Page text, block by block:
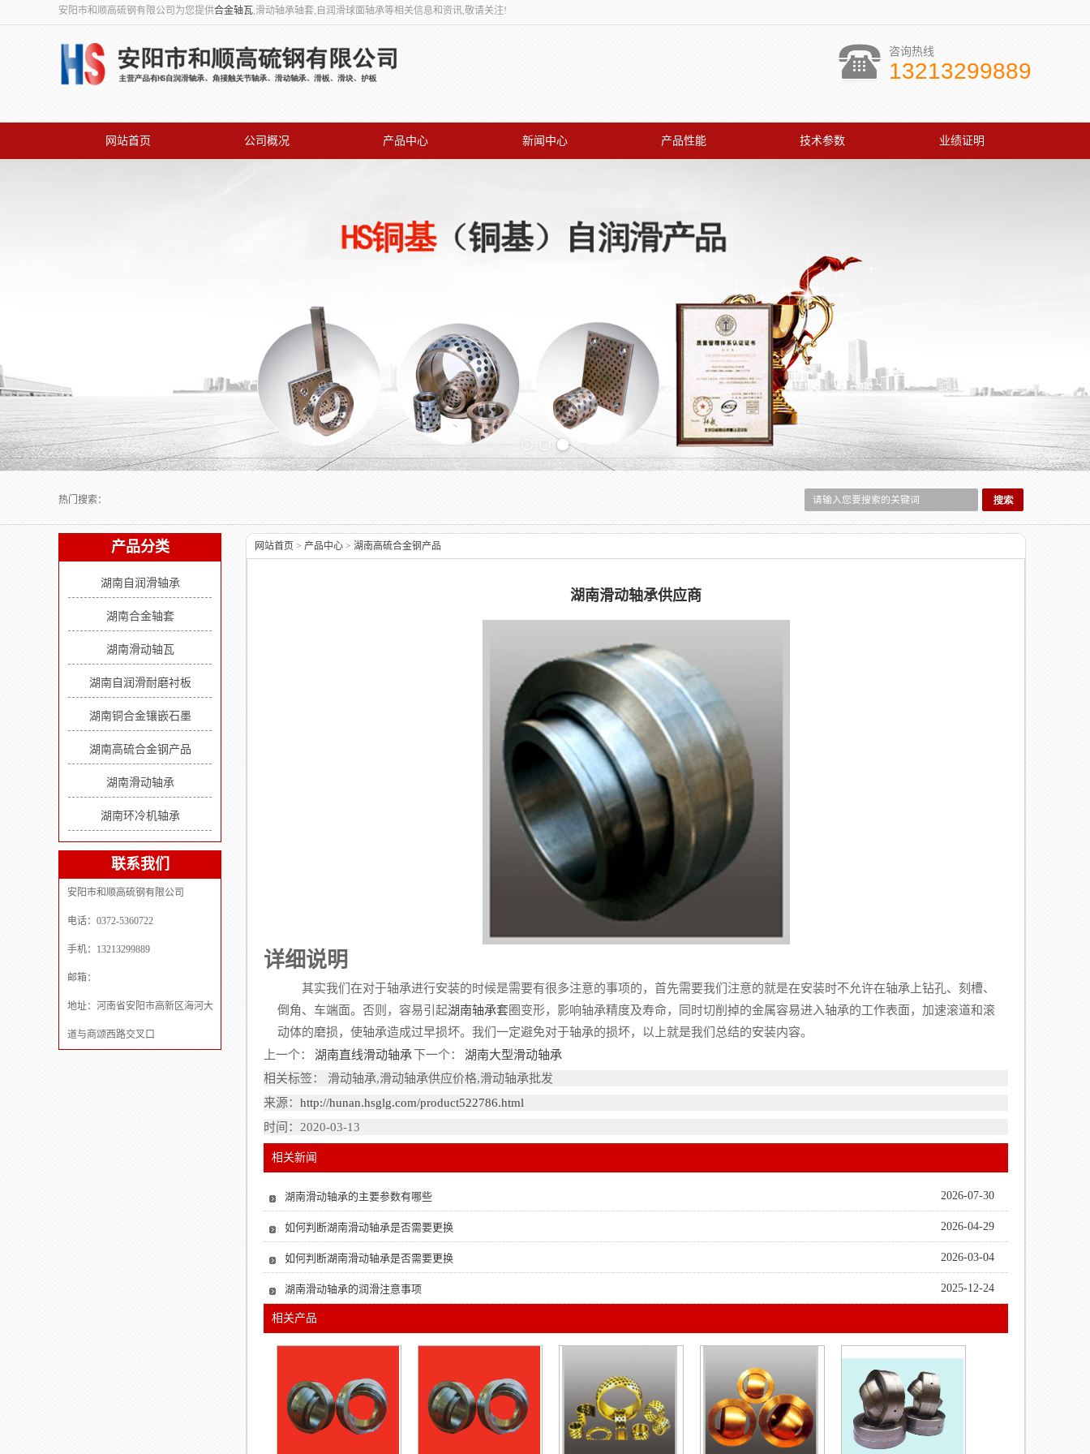
安阳市和顺高硫钢有限公司为您提供合金轴瓦,滑动轴承轴套,自润滑球面轴承等相关信息和资讯,敬请关注!
咨询热线
13213299889
网站首页 公司概况 产品中心 新闻中心 产品性能 技术参数 业绩证明
热门搜索：
产品分类
湖南自润滑轴承
湖南合金轴套
湖南滑动轴瓦
湖南自润滑耐磨衬板
湖南铜合金镶嵌石墨
湖南高硫合金钢产品
湖南滑动轴承
湖南环冷机轴承
联系我们
安阳市和顺高硫钢有限公司
电话：0372-5360722
手机：13213299889
邮箱：
地址：河南省安阳市高新区海河大
道与商颂西路交叉口
网站首页 > 产品中心 > 湖南高硫合金钢产品
湖南滑动轴承供应商
详细说明
其实我们在对于轴承进行安装的时候是需要有很多注意的事项的，首先需要我们注意的就是在安装时不允许在轴承上钻孔、刻槽、
倒角、车端面。否则，容易引起湖南轴承套圈变形，影响轴承精度及寿命，同时切削掉的金属容易进入轴承的工作表面，加速滚道和滚
动体的磨损，使轴承造成过早损坏。我们一定避免对于轴承的损坏，以上就是我们总结的安装内容。
上一个：
湖南直线滑动轴承 下一个：
湖南大型滑动轴承
相关标签： 滑动轴承,滑动轴承供应价格,滑动轴承批发
来源： http://hunan.hsglg.com/product522786.html
时间：2020-03-13
相关新闻
2026-07-30
湖南滑动轴承的主要参数有哪些
2026-04-29
如何判断湖南滑动轴承是否需要更换
2026-03-04
如何判断湖南滑动轴承是否需要更换
2025-12-24
湖南滑动轴承的润滑注意事项
相关产品